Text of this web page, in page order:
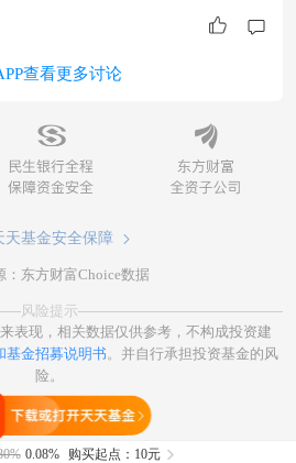
看好的投资赛道#
查看更多讨论
天基金安全保障
：东方财富Choice数据
风险提示
表现，相关数据仅供参考，不构成投资建
基金招募说明书。并自行承担投资基金的风
险。
0.08% 购买起点：10元
打开天天基金